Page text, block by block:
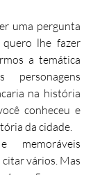
uma pergunta
lhe fazer
a temática
personagens
na história
conheceu e
da cidade.
vários. Mas